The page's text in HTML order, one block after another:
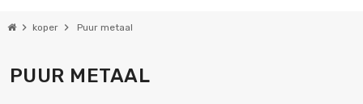
chevron_right koper chevron_right Puur metaal
PUUR METAAL